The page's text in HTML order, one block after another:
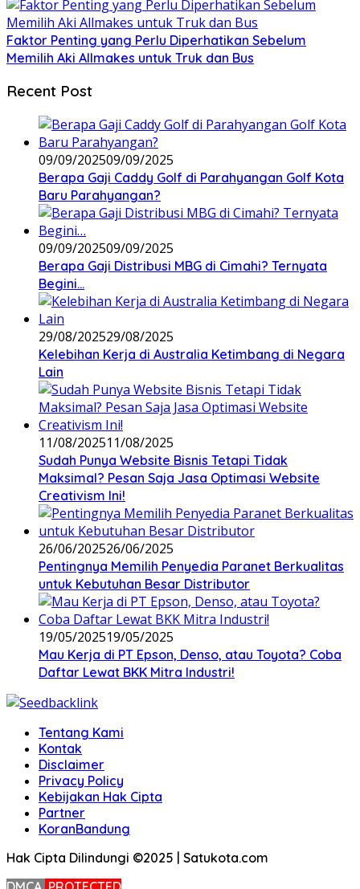
Faktor Penting yang Perlu Diperhatikan Sebelum
Memilih Aki Allmakes untuk Truk dan Bus
Recent Post
09/09/202509/09/2025
Berapa Gaji Caddy Golf di Parahyangan Golf Kota
Baru Parahyangan?
09/09/202509/09/2025
Berapa Gaji Distribusi MBG di Cimahi? Ternyata
Begini…
29/08/202529/08/2025
Kelebihan Kerja di Australia Ketimbang di Negara
Lain
11/08/202511/08/2025
Sudah Punya Website Bisnis Tetapi Tidak
Maksimal? Pesan Saja Jasa Optimasi Website
Creativism Ini!
26/06/202526/06/2025
Pentingnya Memilih Penyedia Paranet Berkualitas
untuk Kebutuhan Besar Distributor
19/05/202519/05/2025
Mau Kerja di PT Epson, Denso, atau Toyota? Coba
Daftar Lewat BKK Mitra Industri!
Tentang Kami
Kontak
Disclaimer
Privacy Policy
Kebijakan Hak Cipta
Partner
KoranBandung
Hak Cipta Dilindungi ©2025 | Satukota.com